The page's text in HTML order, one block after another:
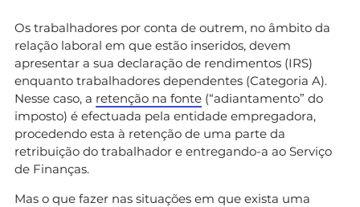
Os trabalhadores por conta de outrem, no âmbito da
relação laboral em que estão inseridos, devem
apresentar a sua declaração de rendimentos (IRS)
enquanto trabalhadores dependentes (Categoria A).
Nesse caso, a retenção na fonte (“adiantamento” do
imposto) é efectuada pela entidade empregadora,
procedendo esta à retenção de uma parte da
retribuição do trabalhador e entregando-a ao Serviço
de Finanças.
Mas o que fazer nas situações em que exista uma